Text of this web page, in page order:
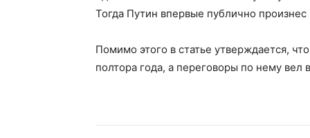
Тогда Путин впервые публично
Помимо этого в статье утверждается,
полтора года, а переговоры по нему